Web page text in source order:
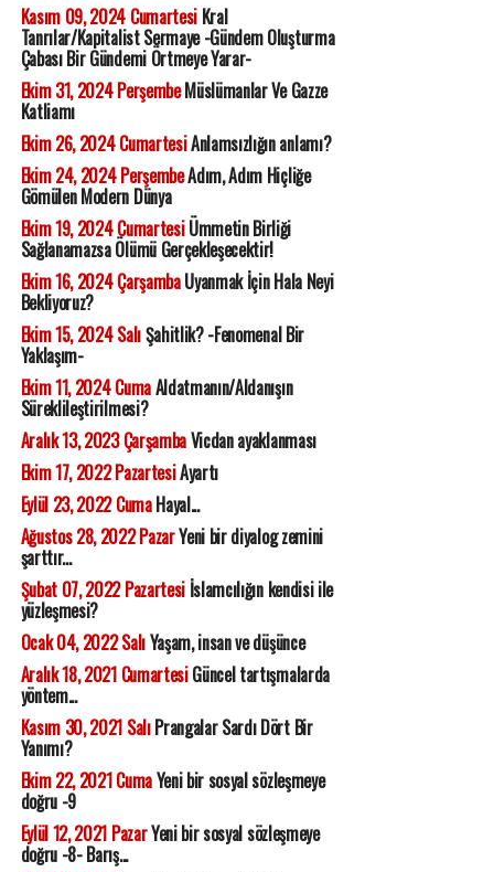
Kasım 09, 2024 CumartesiKral
Tanrılar/Kapitalist Sermaye -Gündem Oluşturma
Çabası Bir Gündemi Örtmeye Yarar-
Ekim 31, 2024 PerşembeMüslümanlar Ve Gazze
Katliamı
Ekim 26, 2024 CumartesiAnlamsızlığın anlamı?
Ekim 24, 2024 PerşembeAdım, Adım Hiçliğe
Gömülen Modern Dünya
Ekim 19, 2024 CumartesiÜmmetin Birliği
Sağlanamazsa Ölümü Gerçekleşecektir!
Ekim 16, 2024 ÇarşambaUyanmak İçin Hala Neyi
Bekliyoruz?
Ekim 15, 2024 SalıŞahitlik? -Fenomenal Bir
Yaklaşım-
Ekim 11, 2024 CumaAldatmanın/Aldanışın
Süreklileştirilmesi?
Aralık 13, 2023 ÇarşambaVicdan ayaklanması
Ekim 17, 2022 PazartesiAyartı
Eylül 23, 2022 CumaHayal...
Ağustos 28, 2022 PazarYeni bir diyalog zemini
şarttır...
Şubat 07, 2022 Pazartesiİslamcılığın kendisi ile
yüzleşmesi?
Ocak 04, 2022 SalıYaşam, insan ve düşünce
Aralık 18, 2021 CumartesiGüncel tartışmalarda
yöntem...
Kasım 30, 2021 SalıPrangalar Sardı Dört Bir
Yanımı?
Ekim 22, 2021 CumaYeni bir sosyal sözleşmeye
doğru -9
Eylül 12, 2021 PazarYeni bir sosyal sözleşmeye
doğru -8- Barış...